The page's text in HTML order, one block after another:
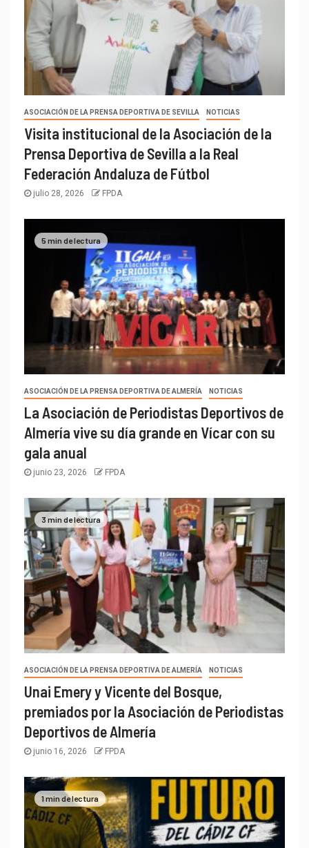
ASOCIACIÓN DE LA PRENSA DEPORTIVA DE SEVILLA NOTICIAS
Visita institucional de la Asociación de la
Prensa Deportiva de Sevilla a la Real
Federación Andaluza de Fútbol
julio 28, 2026 FPDA
5 min de lectura
ASOCIACIÓN DE LA PRENSA DEPORTIVA DE ALMERÍA NOTICIAS
La Asociación de Periodistas Deportivos de
Almería vive su día grande en Vícar con su
gala anual
junio 23, 2026 FPDA
3 min de lectura
ASOCIACIÓN DE LA PRENSA DEPORTIVA DE ALMERÍA NOTICIAS
Unai Emery y Vicente del Bosque,
premiados por la Asociación de Periodistas
Deportivos de Almería
junio 16, 2026 FPDA
1 min de lectura